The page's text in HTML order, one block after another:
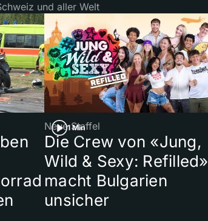
und aller Welt
1 Min
Neue Staffel
Die Crew von «Jung,
Wild & Sexy: Refilled»
macht Bulgarien
unsicher